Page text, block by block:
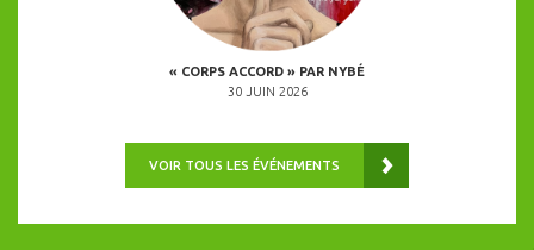
« CORPS ACCORD » PAR NYBÉ
30 JUIN 2026
VOIR TOUS LES ÉVÉNEMENTS